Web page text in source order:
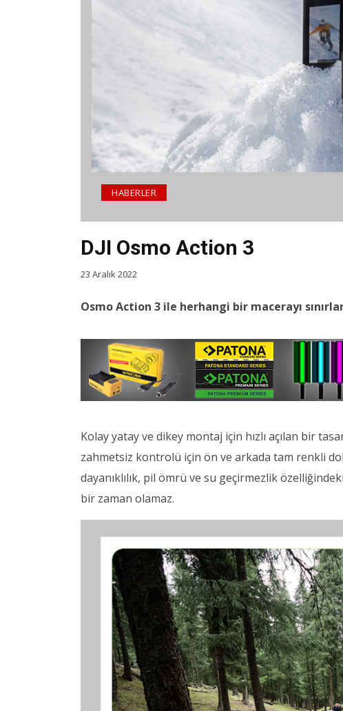
DJI Osmo Action 3
HABERLER
23 Aralık 2022
Osmo Action 3 ile herhangi bir macerayı
Kolay yatay ve dikey montaj için hızlı açılan bir
zahmetsiz kontrolü için ön ve arkada tam renkli
dayanıklılık, pil ömrü ve su geçirmezlik
bir zaman olamaz.